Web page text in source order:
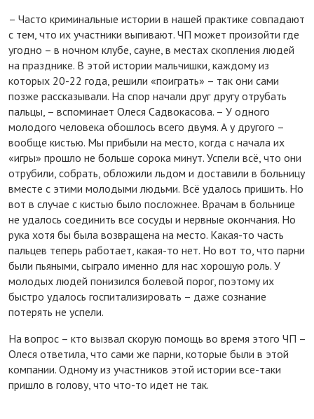
– Часто криминальные истории в нашей практике совпадают
с тем, что их участники выпивают. ЧП может произойти где
угодно – в ночном клубе, сауне, в местах скопления людей
на празднике. В этой истории мальчишки, каждому из
которых 20-22 года, решили «поиграть» – так они сами
позже рассказывали. На спор начали друг другу отрубать
пальцы, – вспоминает Олеся Садвокасова. – У одного
молодого человека обошлось всего двумя. А у другого –
вообще кистью. Мы прибыли на место, когда с начала их
«игры» прошло не больше сорока минут. Успели всё, что они
отрубили, собрать, обложили льдом и доставили в больницу
вместе с этими молодыми людьми. Всё удалось пришить. Но
вот в случае с кистью было посложнее. Врачам в больнице
не удалось соединить все сосуды и нервные окончания. Но
рука хотя бы была возвращена на место. Какая-то часть
пальцев теперь работает, какая-то нет. Но вот то, что парни
были пьяными, сыграло именно для нас хорошую роль. У
молодых людей понизился болевой порог, поэтому их
быстро удалось госпитализировать – даже сознание
потерять не успели.
На вопрос – кто вызвал скорую помощь во время этого ЧП –
Олеся ответила, что сами же парни, которые были в этой
компании. Одному из участников этой истории все-таки
пришло в голову, что что-то идет не так.